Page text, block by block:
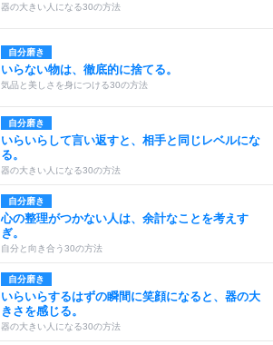
器の大きい人になる30の方法
自分磨き
いらない物は、徹底的に捨てる。
気品と美しさを身につける30の方法
自分磨き
いらいらして言い返すと、相手と同じレベルにな
る。
器の大きい人になる30の方法
自分磨き
心の整理がつかない人は、余計なことを考えす
ぎ。
自分と向き合う30の方法
自分磨き
いらいらするはずの瞬間に笑顔になると、器の大
きさを感じる。
器の大きい人になる30の方法